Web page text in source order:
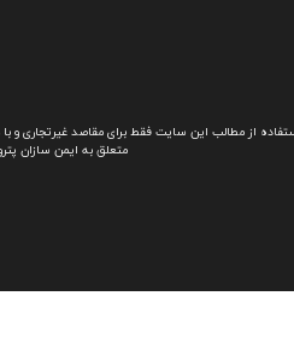
از مطالب این سایت فقط برای مقاصد غیرتجاری و
متعلق به ایمن سازان